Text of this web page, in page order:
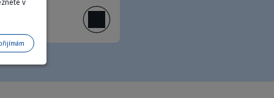
v